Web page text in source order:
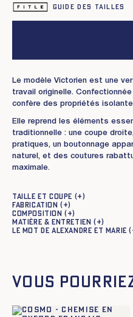
Guide des tailles
Le modèle Victorien est une
travail originelle.
confère des propriétés
Elle reprend les éléments
traditionnelle : une coupe
pratiques, un boutonnage
naturel, et des coutures
maximale.
Taille et coupe
Fabrication
Composition
Matière & entretien
Le mot de Alexandre et Marie
Vous